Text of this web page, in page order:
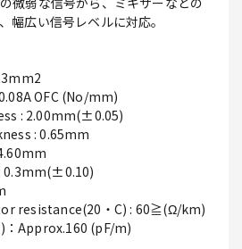
幅広い信号レベルに対応。
OFC (No/mm)
: 2.00mm(±0.05)
: 0.65mm
0.3mm(±0.10)
resistance(20・C) : 60≧(Ω/km)
：Approx.160 (pF/m)